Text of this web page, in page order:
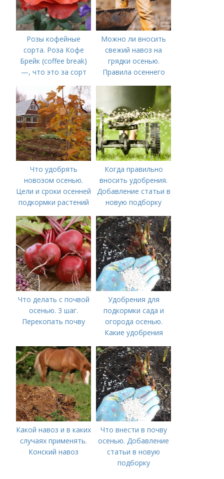
Розы кофейные
сорта. Роза Кофе
Брейк (coffee break)
—, что это за сорт
Можно ли вносить
свежий навоз на
грядки осенью.
Правила осеннего
Что удобрять
новозом осенью.
Цели и сроки осенней
подкормки растений
Когда правильно
вносить удобрения.
Добавление статьи в
новую подборку
Что делать с почвой
осенью. 3 шаг.
Перекопать почву
Удобрения для
подкормки сада и
огорода осенью.
Какие удобрения
правильно это
делать?
Какой навоз и в каких
случаях применять.
Конский навоз
Что внести в почву
осенью. Добавление
статьи в новую
подборку